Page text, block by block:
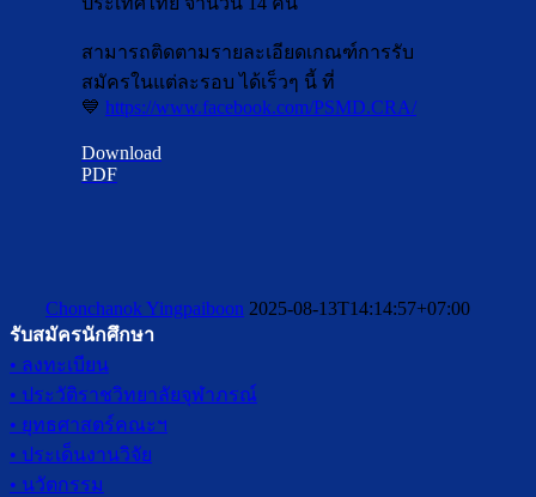
สามารถติดตามรายละเอียดเกณฑ์การรับ
สมัครในแต่ละรอบ ได้เร็วๆ นี้ ที่
💙 https://www.facebook.com/PSMD.CRA/
Download
PDF
Chonchanok Yingpaiboon 2025-08-13T14:14:57+07:00
รับสมัครนักศึกษา
• ลงทะเบียน
• ประวัติราชวิทยาลัยจุฬาภรณ์
• ยุทธศาสตร์คณะฯ
• ประเด็นงานวิจัย
• นวัตกรรม